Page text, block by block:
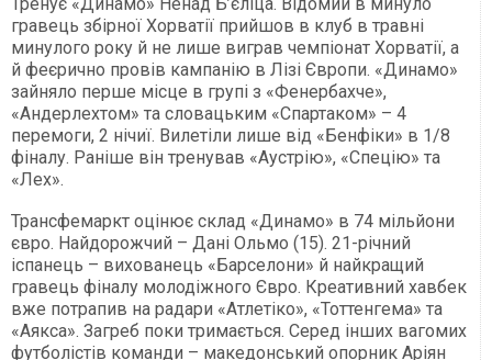
Тренує «Динамо» Ненад Б’єліца. Відомий в минуло
гравець збірної Хорватії прийшов в клуб в травні
минулого року й не лише виграв чемпіонат Хорватії, а
й феєрично провів кампанію в Лізі Європи. «Динамо»
зайняло перше місце в групі з «Фенербахче»,
«Андерлехтом» та словацьким «Спартаком» – 4
перемоги, 2 нічиї. Вилетіли лише від «Бенфіки» в 1/8
фіналу. Раніше він тренував «Аустрію», «Спецію» та
«Лех».
Трансфемаркт оцінює склад «Динамо» в 74 мільйони
євро. Найдорожчий – Дані Ольмо (15). 21-річний
іспанець – вихованець «Барселони» й найкращий
гравець фіналу молодіжного Євро. Креативний хавбек
вже потрапив на радари «Атлетіко», «Тоттенгема» та
«Аякса». Загреб поки тримається. Серед інших вагомих
футболістів команди – македонський опорник Аріян